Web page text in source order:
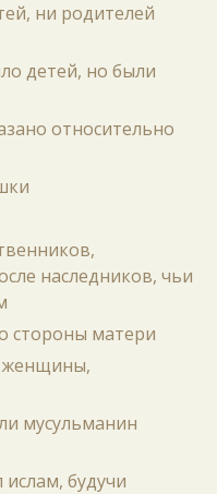
ни родителей
детей, но были
относительно
наследников, чьи
стороны матери
женщины,
мусульманин
будучи